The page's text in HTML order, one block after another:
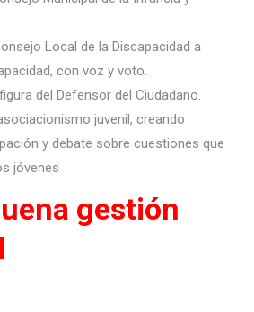
Local de la Discapacidad a
con voz y voto.
del Defensor del Ciudadano.
juvenil, creando
y debate sobre cuestiones que
jóvenes
gestión